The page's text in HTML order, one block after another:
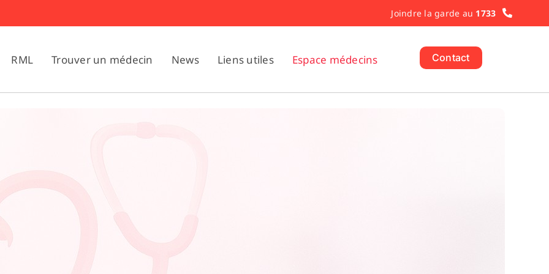
Joindre la garde au 1733
RML Trouver un médecin News Liens utiles Espace médecins Contact